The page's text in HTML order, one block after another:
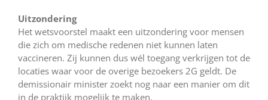
Uitzondering
Het wetsvoorstel maakt een uitzondering voor mensen
die zich om medische redenen niet kunnen laten
vaccineren. Zij kunnen dus wél toegang verkrijgen tot de
locaties waar voor de overige bezoekers 2G geldt. De
demissionair minister zoekt nog naar een manier om dit
in de praktijk mogelijk te maken.